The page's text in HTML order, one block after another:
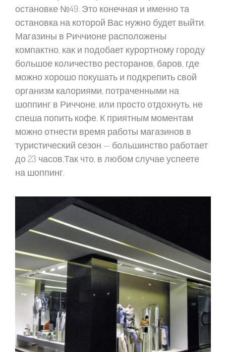
остановке №49. Это конечная и именно та
остановка на которой Вас нужно будет выйти.
Магазины в Риччионе расположены
компактно, как и подобает курортному городу
большое количество ресторанов, баров, где
можно хорошо покушать и подкрепить свой
организм калориями, потраченными на
шоппинг в Риччоне, или просто отдохнуть, не
спеша попить кофе. К приятным моментам
можно отнести время работы магазинов в
туристический сезон — большинство работает
до 23 часов.Так что, в любом случае успеете
на шоппинг.